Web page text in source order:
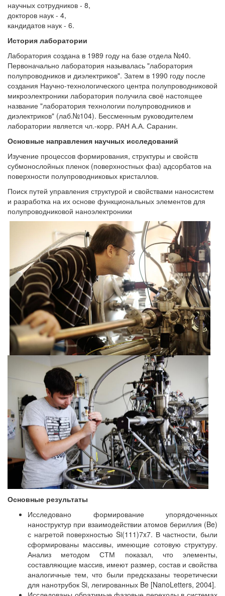
научных сотрудников - 8,
докторов наук - 4,
кандидатов наук - 6.
История лаборатории
Лаборатория создана в 1989 году на базе отдела №40.
Первоначально лаборатория называлась "лаборатория
полупроводников и диэлектриков". Затем в 1990 году после
создания Научно-технологического центра полупроводниковой
микроэлектроники лаборатория получила своё настоящее
название "лаборатория технологии полупроводников и
диэлектриков" (лаб.№104). Бессменным руководителем
лаборатории является чл.-корр. РАН А.А. Саранин.
Основные направления научных исследований
Изучение процессов формирования, структуры и свойств
субмонослойных пленок (поверхностных фаз) адсорбатов на
поверхности полупроводниковых кристаллов.
Поиск путей управления структурой и свойствами наносистем
и разработка на их основе функциональных элементов для
полупроводниковой наноэлектроники
Основные результаты
Исследовано формирование упорядоченных
наноструктур при взаимодействии атомов бериллия (Be)
с нагретой поверхностью Si(111)7x7. В частности, были
сформированы массивы, имеющие сотовую структуру.
Анализ методом СТМ показал, что элементы,
составляющие массив, имеют размер, состав и свойства
аналогичные тем, что были предсказаны теоретически
для нанотрубок Si, легированных Be [NanoLetters, 2004].